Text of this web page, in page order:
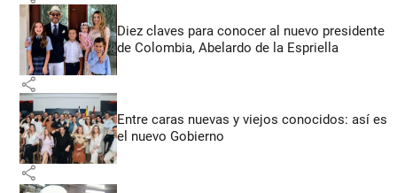
Diez claves para conocer al nuevo presidente
de Colombia, Abelardo de la Espriella
share
Entre caras nuevas y viejos conocidos: así es
el nuevo Gobierno
share